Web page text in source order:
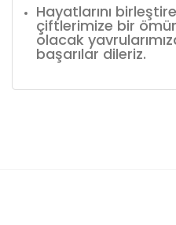
Hayatlarını
çiftlerimize bir
olacak
başarılar dileriz.